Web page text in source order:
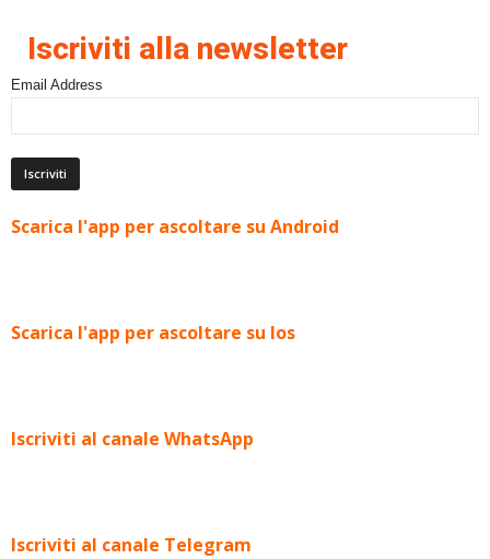
Iscriviti alla newsletter
Email Address
Scarica l'app per ascoltare su Android
Scarica l'app per ascoltare su Ios
Iscriviti al canale WhatsApp
Iscriviti al canale Telegram